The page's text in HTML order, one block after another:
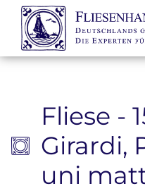
Zum Inhalt springen
Fliese -
Girardi,
uni